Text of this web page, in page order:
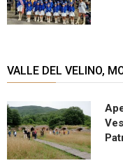
VALLE DEL VELINO,